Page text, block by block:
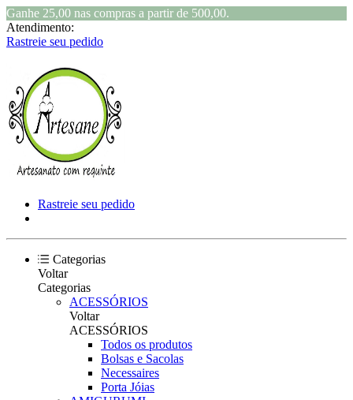
Ganhe 25,00 nas compras a partir de 500,00.
Atendimento:
Rastreie seu pedido
Rastreie seu pedido
Categorias
Voltar
Categorias
ACESSÓRIOS
Voltar
ACESSÓRIOS
Todos os produtos
Bolsas e Sacolas
Necessaires
Porta Jóias